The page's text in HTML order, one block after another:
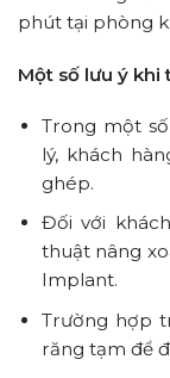
phút tại phòng
Một số lưu ý khi
Trong một
lý, khách
ghép.
Đối với
thuật nâng
Implant.
Trường hợp
răng tạm để